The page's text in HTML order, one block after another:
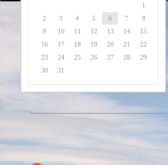
1
2
3 4 5 6 7
8
9
10 11 12 13 14
15
16
17 18 19 20 21
22
23
24 25 26 27 28
29
30
31